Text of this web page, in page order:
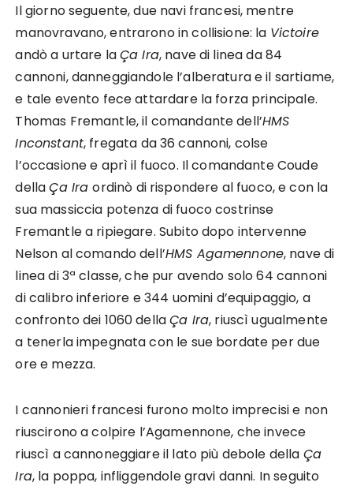
Il giorno seguente, due navi francesi, mentre
manovravano, entrarono in collisione: la Victoire
andò a urtare laÇa Ira, nave di linea da 84
cannoni, danneggiandole l’alberatura e il sartiame,
e tale evento fece attardare la forza principale.
Thomas Fremantle, il comandante dell’HMS
Inconstant, fregata da 36 cannoni, colse
l’occasione e aprì il fuoco. Il comandante Coude
dellaÇa Iraordinò di rispondere al fuoco, e con la
sua massiccia potenza di fuoco costrinse
Fremantle a ripiegare. Subito dopo intervenne
Nelson al comando dell’HMS Agamennone, nave di
linea di 3ª classe, che pur avendo solo 64 cannoni
di calibro inferiore e 344 uomini d’equipaggio, a
confronto dei 1060 dellaÇa Ira, riuscì ugualmente
a tenerla impegnata con le sue bordate per due
ore e mezza.
I cannonieri francesi furono molto imprecisi e non
riuscirono a colpire l’Agamennone, che invece
riuscì a cannoneggiare il lato più debole della Ça
Ira, la poppa, infliggendole gravi danni. In seguito